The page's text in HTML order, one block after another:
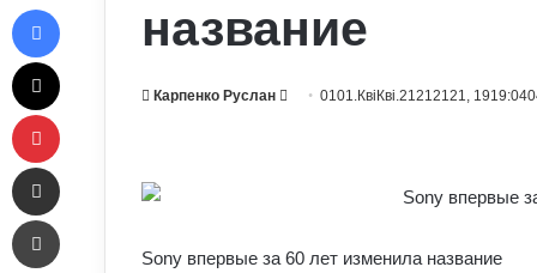
название
Карпенко Руслан
Send0101.КвіКві.21212121,
Sony впервые за 60 лет изменила название